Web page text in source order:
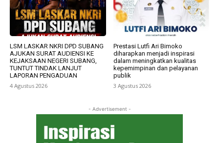
LSM LASKAR NKRI DPD SUBANG
AJUKAN SURAT AUDIENSI KE
KEJAKSAAN NEGERI SUBANG,
TUNTUT TINDAK LANJUT
LAPORAN PENGADUAN
4 Agustus 2026
Prestasi Lutfi Ari Bimoko
diharapkan menjadi inspirasi
dalam meningkatkan kualitas
kepemimpinan dan pelayanan
publik
3 Agustus 2026
- Advertisement -